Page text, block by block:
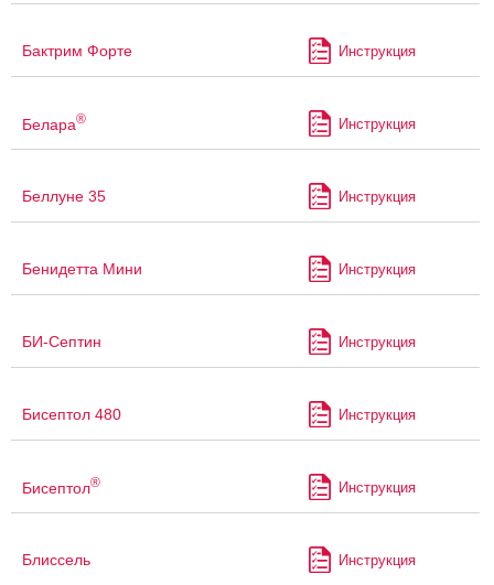
Бактрим Форте Инструкция
Белара® Инструкция
Беллуне 35 Инструкция
Бенидетта Мини Инструкция
БИ-Септин Инструкция
Бисептол 480 Инструкция
Бисептол® Инструкция
Блиссель Инструкция